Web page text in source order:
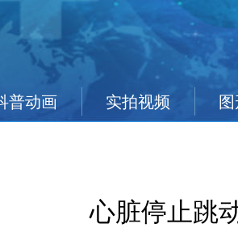
普动画 实拍视频
心脏停止跳